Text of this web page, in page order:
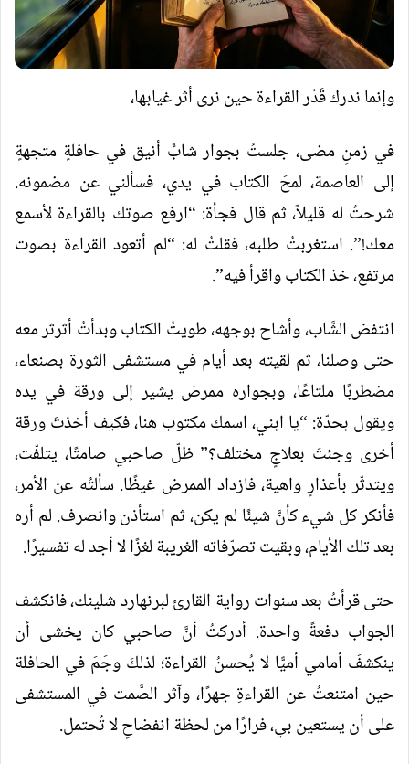
وإنما ندرك قَدْر القراءة حين نرى أثر غيابها،
في زمنٍ مضى، جلستُ بجوار شابٍّ أنيق في حافلةٍ متجهةٍ
إلى العاصمة، لمحَ الكتاب في يدي، فسألني عن مضمونه.
شرحتُ له قليلاً، ثم قال فجأة: “ارفع صوتك بالقراءة لأسمع
معك!”. استغربتُ طلبه، فقلتُ له: “لم أتعود القراءة بصوت
مرتفع، خذ الكتاب واقرأ فيه”.
انتفض الشَّاب، وأشاح بوجهه، طويتُ الكتاب وبدأتُ أثرثر معه
حتى وصلنا، ثم لقيته بعد أيام في مستشفى الثورة بصنعاء،
مضطربًا ملتاعًا، وبجواره ممرض يشير إلى ورقة في يده
ويقول بحدّة: “يا ابني، اسمك مكتوب هنا، فكيف أخذتَ ورقة
أخرى وجئتَ بعلاجٍ مختلف؟” ظلّ صاحبي صامتًا، يتلفّت،
ويتدثّر بأعذارٍ واهية، فازداد الممرض غيظًا. سألتُه عن الأمر،
فأنكر كل شيء كأنَّ شيئًا لم يكن، ثم استأذن وانصرف. لم أره
بعد تلك الأيام، وبقيت تصرّفاته الغريبة لغزًا لا أجد له تفسيرًا.
حتى قرأتُ بعد سنوات رواية القارئ لبرنهارد شلينك، فانكشف
الجواب دفعةً واحدة. أدركتُ أنَّ صاحبي كان يخشى أن
ينكشفَ أمامي أميًّا لا يُحسنُ القراءة؛ لذلكَ وجَمَ في الحافلة
حين امتنعتُ عن القراءةِ جهرًا، وآثر الصَّمت في المستشفى
على أن يستعين بي، فرارًا من لحظة انفضاحٍ لا تُحتمل.